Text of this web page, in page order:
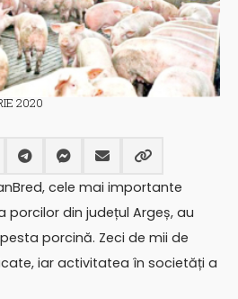
2020
cele mai importante
porcilor din județul Argeș, au
porcină. Zeci de mii de
iar activitatea în societăți a